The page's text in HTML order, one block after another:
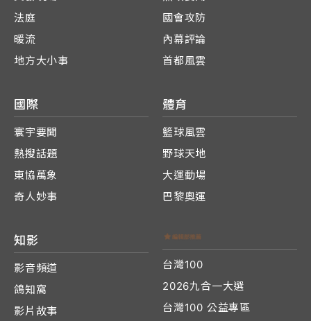
法庭
暖流
地方大小事
國會攻防
內幕評論
首都風雲
國際
寰宇要聞
熱搜話題
東協萬象
奇人妙事
體育
籃球風雲
野球天地
大運動場
巴黎奧運
知影
影音頻道
鴿知窩
影片故事
台灣100
2026九合一大選
台灣100 公益專區